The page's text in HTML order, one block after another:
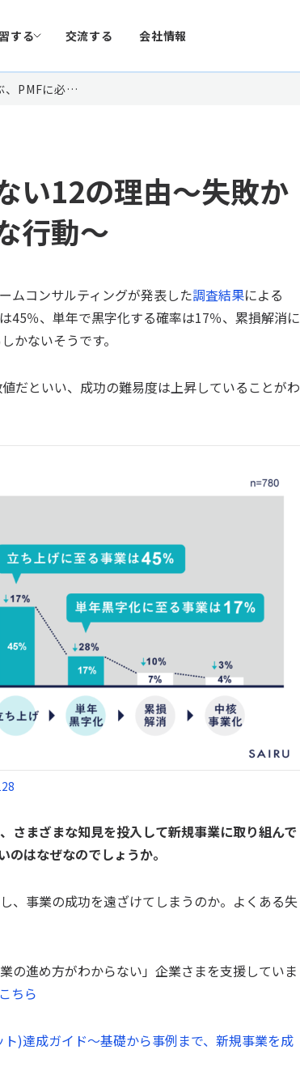
する 交流する 会社情報
、PMFに必…
い12の理由～失敗か
行動～
ムコンサルティングが発表した調査結果による
45％、単年で黒字化する確率は17％、累損解消に
かないそうです。
だといい、成功の難易度は上昇していることがわ
さまざまな知見を投入して新規事業に取り組んで
はなぜなのでしょうか。
、事業の成功を遠ざけてしまうのか。よくある失
の進め方がわからない」企業さまを支援していま
ちら
)達成ガイド～基礎から事例まで、新規事業を成